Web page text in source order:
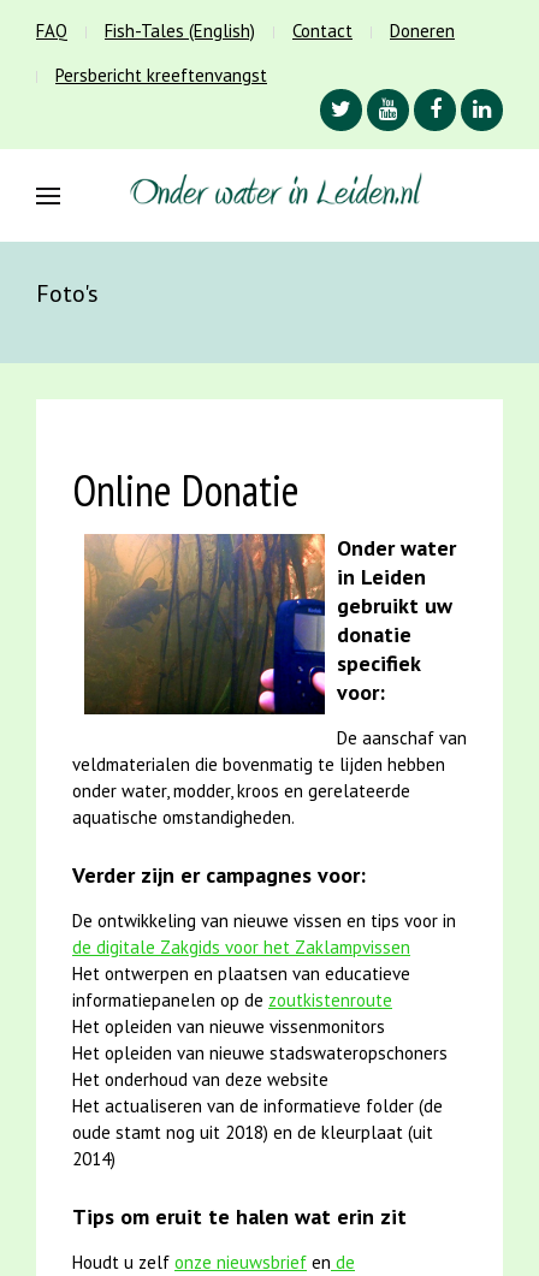
FAQ Fish-Tales (English) Contact
Doneren
Persbericht kreeftenvangst
Foto's
Online Donatie
Onder water
in Leiden
gebruikt uw
donatie
specifiek
voor:
De aanschaf van
veldmaterialen die bovenmatig te lijden hebben
onder water, modder, kroos en gerelateerde
aquatische omstandigheden.
Verder zijn er campagnes voor:
De ontwikkeling van nieuwe vissen en tips voor in
de digitale Zakgids voor het Zaklampvissen
Het ontwerpen en plaatsen van educatieve
informatiepanelen op de zoutkistenroute
Het opleiden van nieuwe vissenmonitors
Het opleiden van nieuwe stadswateropschoners
Het onderhoud van deze website
Het actualiseren van de informatieve folder (de
oude stamt nog uit 2018) en de kleurplaat (uit
2014)
Tips om eruit te halen wat erin zit
Houdt u zelf onze nieuwsbrief en de